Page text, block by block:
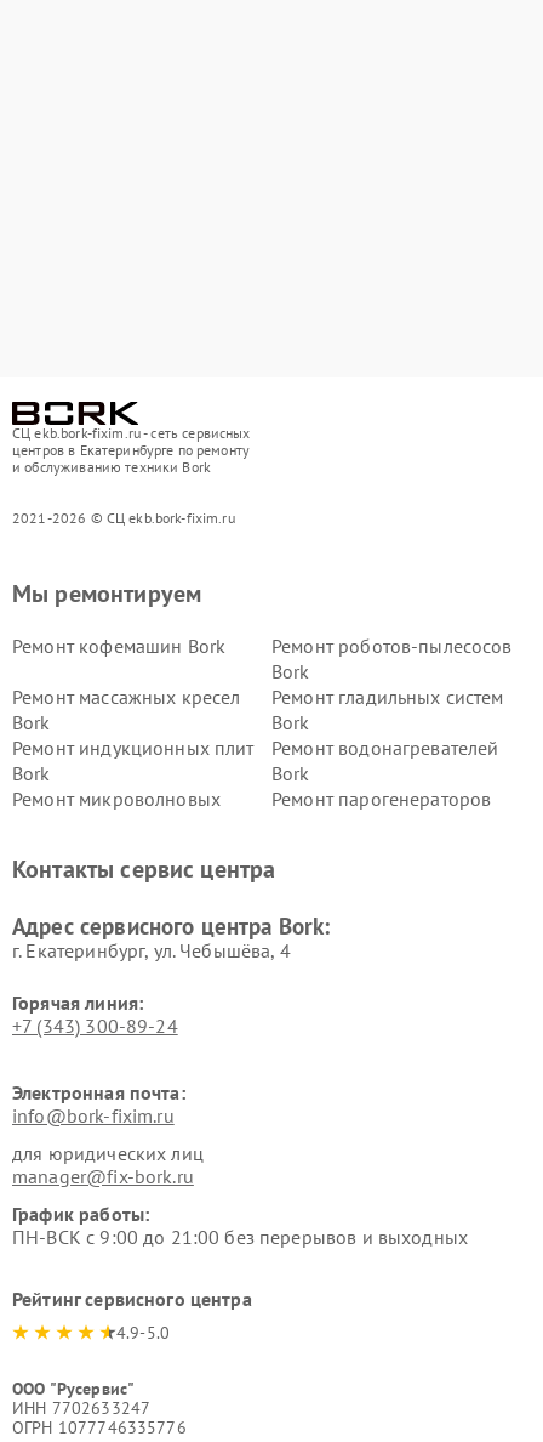
СЦ ekb.bork-fixim.ru - сеть сервисных
центров в Екатеринбурге по ремонту
и обслуживанию техники Bork
2021-2026 © СЦ ekb.bork-fixim.ru
Мы ремонтируем
Ремонт кофемашин Bork
Ремонт роботов-пылесосов
Bork
Ремонт массажных кресел
Bork
Ремонт гладильных систем
Bork
Ремонт индукционных плит
Bork
Ремонт водонагревателей
Bork
Ремонт микроволновых
Ремонт парогенераторов
воздуха Bork
Bork
Bork
Контакты сервис центра
Адрес сервисного центра Bork:
г. Екатеринбург, ул. Чебышёва, 4
Горячая линия:
+7 (343) 300-89-24
Электронная почта:
info@bork-fixim.ru
для юридических лиц
manager@fix-bork.ru
График работы:
ПН-ВСК с 9:00 до 21:00 без перерывов и выходных
Рейтинг сервисного центра
4.9-5.0
ООО "Русервис"
ИНН 7702633247
ОГРН 1077746335776